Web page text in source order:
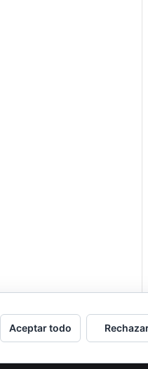
Aceptar todo